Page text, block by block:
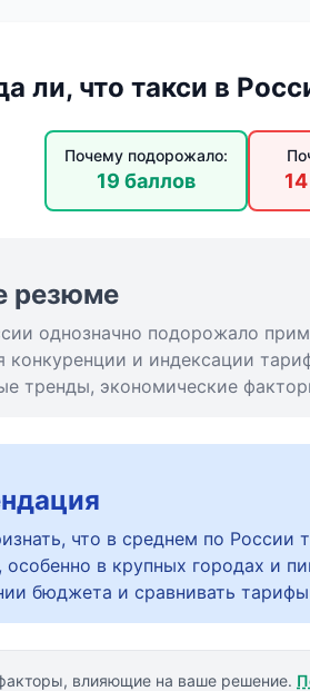
ли, что такси в
Почему подорожало:
19 баллов
резюме
однозначно подорожало
конкуренции и индексации
тренды, экономические
что в среднем по
особенно в крупных городах и
бюджета и сравнивать
влияющие на ваше решение.